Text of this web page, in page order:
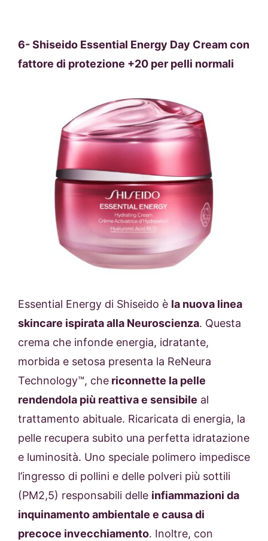
6- Shiseido Essential Energy Day Cream con
fattore di protezione +20 per pelli normali
Essential Energy di Shiseido è la nuova linea
skincare ispirata alla Neuroscienza. Questa
crema che infonde energia, idratante,
morbida e setosa presenta la ReNeura
Technology™, che riconnette la pelle
rendendola più reattiva e sensibile al
trattamento abituale. Ricaricata di energia, la
pelle recupera subito una perfetta idratazione
e luminosità. Uno speciale polimero impedisce
l’ingresso di pollini e delle polveri più sottili
(PM2,5) responsabili delle infiammazioni da
inquinamento ambientale e causa di
precoce invecchiamento. Inoltre, con